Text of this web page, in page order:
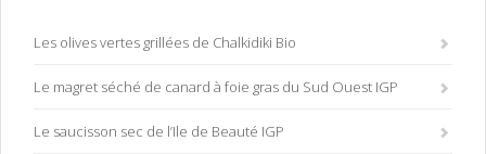
Les olives vertes grillées de Chalkidiki Bio
Le magret séché de canard à foie gras du Sud Ouest IGP
Le saucisson sec de l’Ile de Beauté IGP